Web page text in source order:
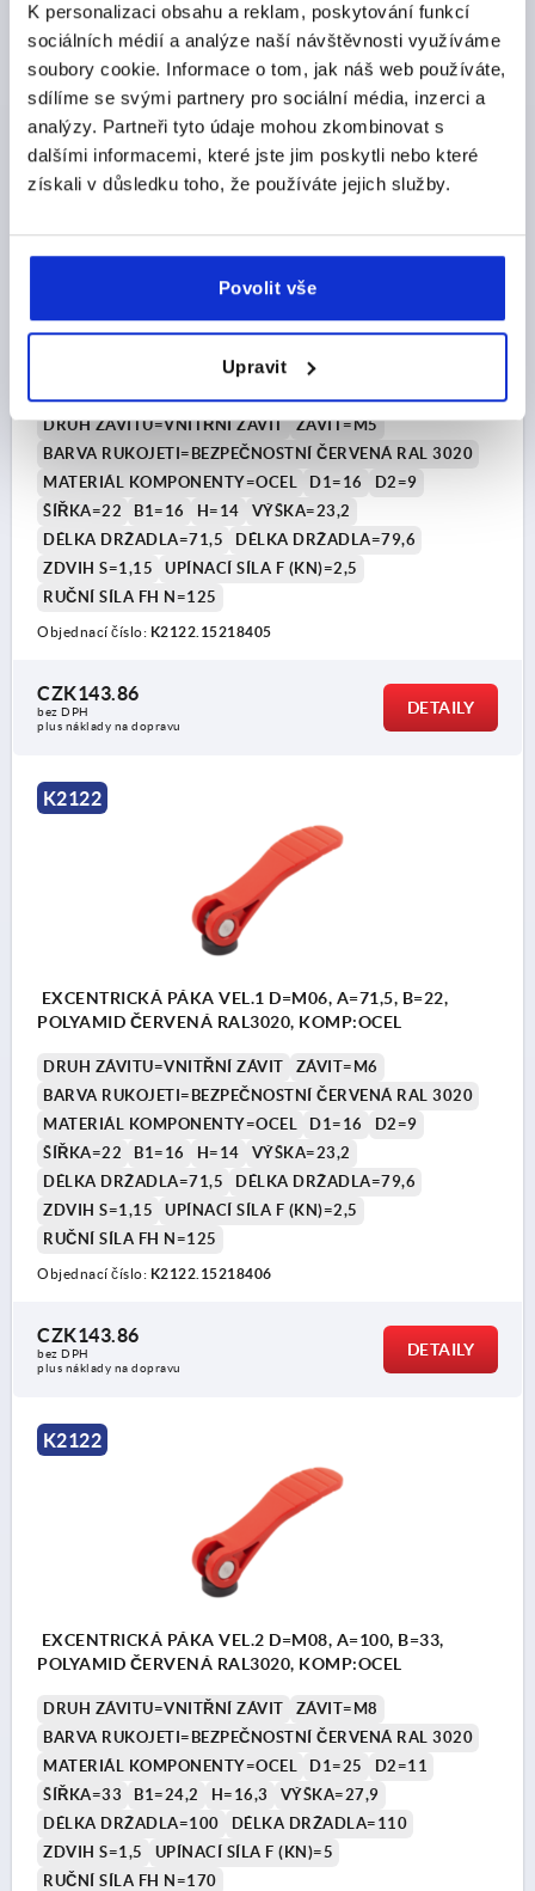
K personalizaci obsahu a reklam, poskytování funkcí
sociálních médií a analýze naší návštěvnosti využíváme
soubory cookie. Informace o tom, jak náš web používáte,
sdílíme se svými partnery pro sociální média, inzerci a
analýzy. Partneři tyto údaje mohou zkombinovat s
dalšími informacemi, které jste jim poskytli nebo které
získali v důsledku toho, že používáte jejich služby.
Povolit vše
Upravit
CZK252.82
bez DPH
plus náklady na dopravu
DETAILY
K2122
EXCENTRICKÁ PÁKA VEL.1 D=M05, A=71,5, B=22,
POLYAMID ČERVENÁ RAL3020, KOMP:OCEL
DRUH ZÁVITU=VNITŘNÍ ZÁVIT
ZÁVIT=M5
BARVA RUKOJETI=BEZPEČNOSTNÍ ČERVENÁ RAL 3020
MATERIÁL KOMPONENTY=OCEL
D1=16
D2=9
ŠÍŘKA=22
B1=16 H=14
VÝŠKA=23,2
DÉLKA DRŽADLA=71,5
DÉLKA DRŽADLA=79,6
ZDVIH S=1,15
UPÍNACÍ SÍLA F (KN)=2,5
RUČNÍ SÍLA FH N=125
Objednací číslo: K2122.15218405
CZK143.86
bez DPH
plus náklady na dopravu
DETAILY
K2122
EXCENTRICKÁ PÁKA VEL.1 D=M06, A=71,5, B=22,
POLYAMID ČERVENÁ RAL3020, KOMP:OCEL
DRUH ZÁVITU=VNITŘNÍ ZÁVIT
ZÁVIT=M6
BARVA RUKOJETI=BEZPEČNOSTNÍ ČERVENÁ RAL 3020
MATERIÁL KOMPONENTY=OCEL
D1=16
D2=9
ŠÍŘKA=22
B1=16 H=14
VÝŠKA=23,2
DÉLKA DRŽADLA=71,5
DÉLKA DRŽADLA=79,6
ZDVIH S=1,15
UPÍNACÍ SÍLA F (KN)=2,5
RUČNÍ SÍLA FH N=125
Objednací číslo: K2122.15218406
CZK143.86
bez DPH
plus náklady na dopravu
DETAILY
K2122
EXCENTRICKÁ PÁKA VEL.2 D=M08, A=100, B=33,
POLYAMID ČERVENÁ RAL3020, KOMP:OCEL
DRUH ZÁVITU=VNITŘNÍ ZÁVIT
ZÁVIT=M8
BARVA RUKOJETI=BEZPEČNOSTNÍ ČERVENÁ RAL 3020
MATERIÁL KOMPONENTY=OCEL
D1=25
D2=11
ŠÍŘKA=33
B1=24,2 H=16,3
VÝŠKA=27,9
DÉLKA DRŽADLA=100
DÉLKA DRŽADLA=110
ZDVIH S=1,5
UPÍNACÍ SÍLA F (KN)=5
RUČNÍ SÍLA FH N=170